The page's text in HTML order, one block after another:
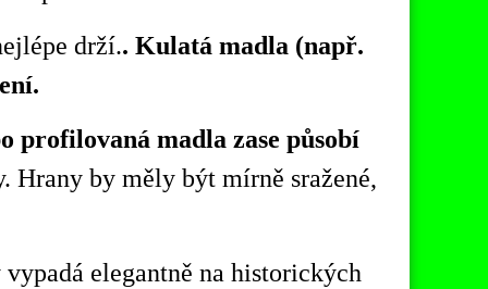
drží.. Kulatá madla (např.
ení.
profilovaná madla zase působí
Hrany by měly být mírně sražené,
elegantně na historických